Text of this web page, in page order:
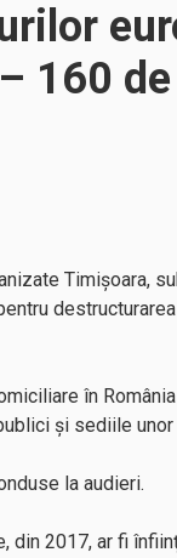
160
Timişoara,
în
şi sediile
la audieri.
din 2017, ar fi